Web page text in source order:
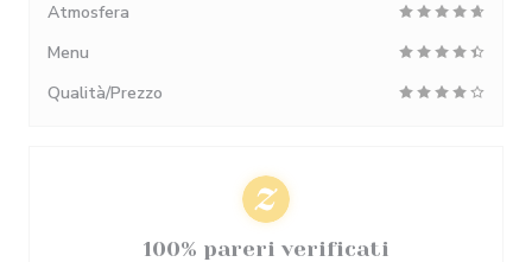
Atmosfera
Menu
Qualità/Prezzo
100% pareri verificati